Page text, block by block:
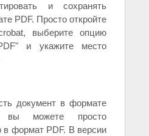
и сохранять
PDF. Просто откройте
выберите опцию
и укажите место
документ в формате
вы можете просто
в формат PDF. В версии